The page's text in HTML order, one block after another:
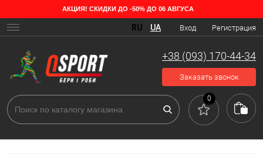
АКЦИЯ! СКИДКИ ДО -50% ДО 06 АВГУСА
Вход Регистрация
RU UA
+38 (093) 170-44-34
Заказать звонок
0